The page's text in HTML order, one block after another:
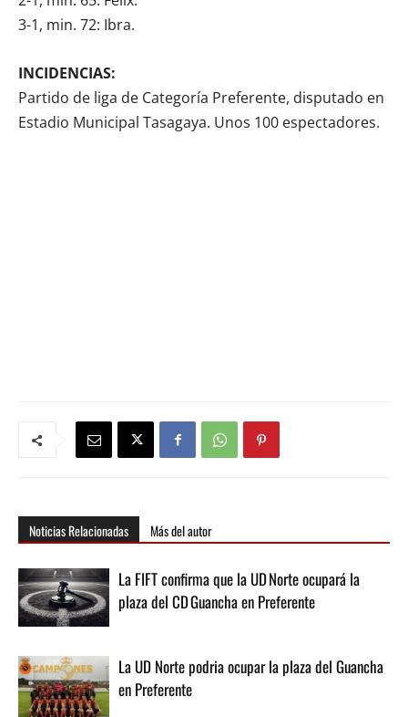
3-1, min. 72: Ibra.
INCIDENCIAS:
Partido de liga de Categoría Preferente, disputado en
Estadio Municipal Tasagaya. Unos 100 espectadores.
Noticias Relacionadas Más del autor
La FIFT confirma que la UD Norte ocupará la
plaza del CD Guancha en Preferente
La UD Norte podria ocupar la plaza del Guancha
en Preferente